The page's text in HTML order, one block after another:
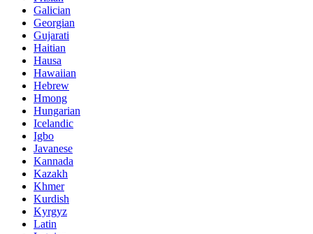
Galician
Georgian
Gujarati
Haitian
Hausa
Hawaiian
Hebrew
Hmong
Hungarian
Icelandic
Igbo
Javanese
Kannada
Kazakh
Khmer
Kurdish
Kyrgyz
Latin